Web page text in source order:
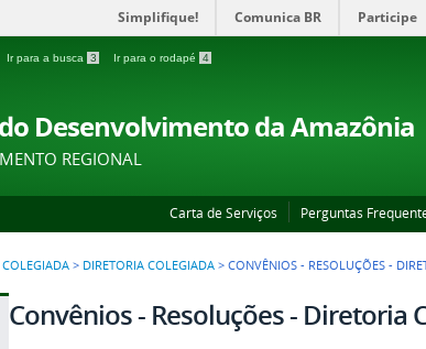
Simplifique! Comunica BR Participe
Ir para a busca 3 Ir para o rodapé 4
Desenvolvimento da Amazônia
REGIONAL
Carta de Serviços Perguntas
> DIRETORIA COLEGIADA > CONVÊNIOS - RESOLUÇÕES -
Convênios - Resoluções - Diretoria